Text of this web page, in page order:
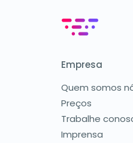
Empresa
Quem somos
Preços
Trabalhe
Imprensa